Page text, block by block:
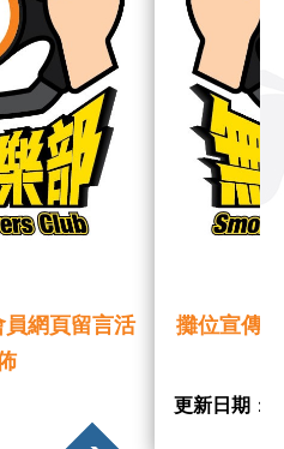
員網頁留言活
攤位宣傳
更新日期 ：